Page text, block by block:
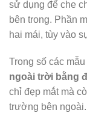
sử dụng để che
bên trong. Phần
hai mái, tùy vào
Trong số các
ngoài trời bằng
chỉ đẹp mắt mà
trường bên ngoài.